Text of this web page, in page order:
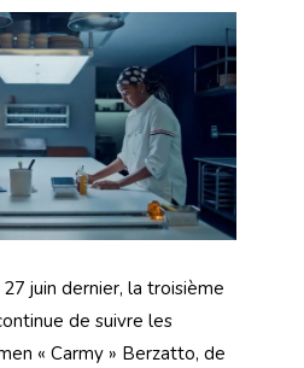
juin dernier, la troisième
de suivre les
« Carmy » Berzatto, de